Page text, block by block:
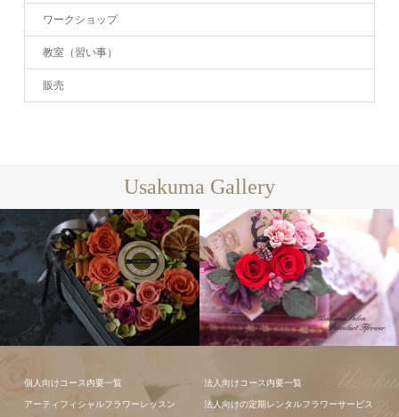
ワークショップ
教室（習い事）
販売
Usakuma Gallery
ンジメント
ンジメント
個人向けコース内要一覧
アーティフィシャルフラワーレッスン
法人向けコース内要一覧
法人向けの定期レンタルフラワーサービス